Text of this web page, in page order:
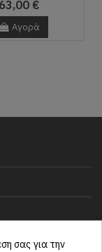
63,00 €
Αγορά
σας για την